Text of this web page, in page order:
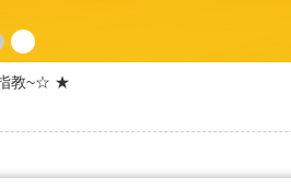
教~☆ ★
現金!